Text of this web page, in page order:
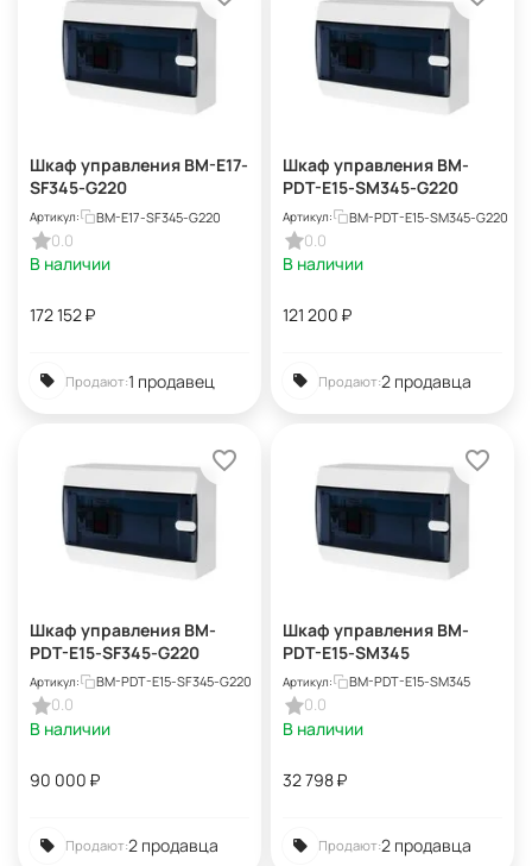
Шкаф управления BM-E17-
SF345-G220
Артикул: BM-E17-SF345-G220
0.0
В наличии
172 152₽
Продают:1 продавец
Шкаф управления BM-
PDT-E15-SM345-G220
Артикул: BM-PDT-E15-SM345-G220
0.0
В наличии
121 200 ₽
Продают:2 продавца
Шкаф управления BM-
PDT-E15-SF345-G220
Артикул: BM-PDT-E15-SF345-G220
0.0
В наличии
90 000 ₽
Продают:2 продавца
Шкаф управления BM-
PDT-E15-SM345
Артикул: BM-PDT-E15-SM345
0.0
В наличии
32 798₽
Продают:2 продавца